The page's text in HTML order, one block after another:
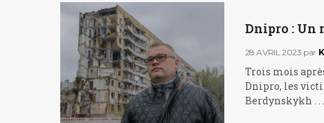
Dnipro : Un
28 AVRIL 2023 par
Trois mois
Dnipro, les
Berdynskykh . .